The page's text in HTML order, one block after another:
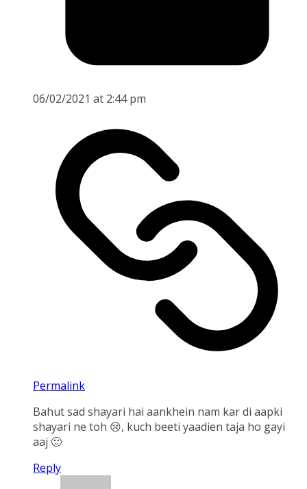
06/02/2021 at 2:44 pm
Permalink
Bahut sad shayari hai aankhein nam kar di aapki
shayari ne toh 😢, kuch beeti yaadien taja ho gayi
aaj 🙂
Reply